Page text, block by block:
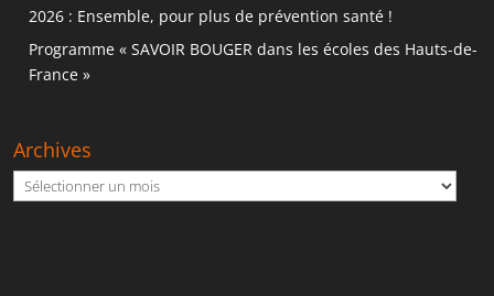
2026 : Ensemble, pour plus de prévention santé !
Programme « SAVOIR BOUGER dans les écoles des Hauts-de-
France »
Archives
Archives